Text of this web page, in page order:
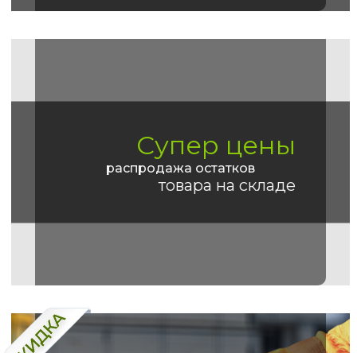
Супер цены
распродажа остатков
товара на складе